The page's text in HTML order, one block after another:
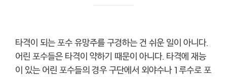
타격이 되는 포수 유망주를 구경하는 건 쉬운 일이 아니다.
어린 포수들은 타격이 약하기 때문이 아니다. 타격에 재능
이 있는 어린 포수들의 경우 구단에서 외야수나 1루수로 포